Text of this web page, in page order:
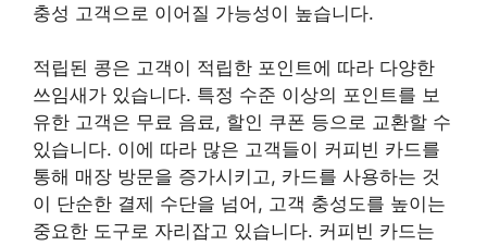
충성 고객으로 이어질 가능성이 높습니다.
적립된 콩은 고객이 적립한 포인트에 따라 다양한
쓰임새가 있습니다. 특정 수준 이상의 포인트를 보
유한 고객은 무료 음료, 할인 쿠폰 등으로 교환할 수
있습니다. 이에 따라 많은 고객들이 커피빈 카드를
통해 매장 방문을 증가시키고, 카드를 사용하는 것
이 단순한 결제 수단을 넘어, 고객 충성도를 높이는
중요한 도구로 자리잡고 있습니다. 커피빈 카드는